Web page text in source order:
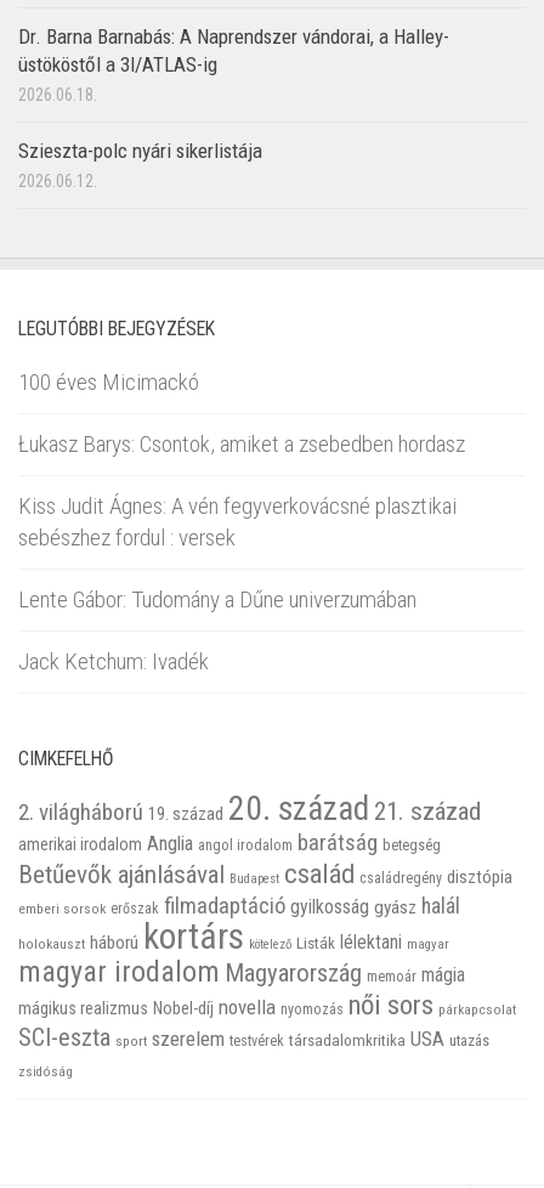
Dr. Barna Barnabás: A Naprendszer vándorai, a Halley-
üstököstől a 3I/ATLAS-ig
2026.06.18.
Szieszta-polc nyári sikerlistája
2026.06.12.
LEGUTÓBBI BEJEGYZÉSEK
100 éves Micimackó
Łukasz Barys: Csontok, amiket a zsebedben hordasz
Kiss Judit Ágnes: A vén fegyverkovácsné plasztikai
sebészhez fordul : versek
Lente Gábor: Tudomány a Dűne univerzumában
Jack Ketchum: Ivadék
CIMKEFELHŐ
2. világháború 19. század 20. század 21. század
amerikai irodalom Anglia angol irodalom barátság betegség
Betűevők ajánlásával Budapest család családregény disztópia
emberi sorsok erőszak filmadaptáció gyilkosság gyász halál
holokauszt háború kortárs kötelező Listák lélektani magyar
magyar irodalom Magyarország memoár mágia
mágikus realizmus Nobel-díj novella nyomozás női sors párkapcsolat
SCI-eszta sport szerelem testvérek társadalomkritika USA utazás
zsidóság